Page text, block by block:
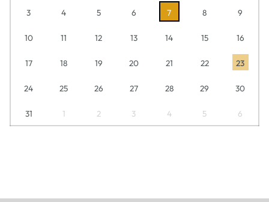
3 4 5 6 7 8 9
10 11 12 13 14 15 16
17 18 19 20 21 22 23
24 25 26 27 28 29 30
31 1 2 3 4 5 6